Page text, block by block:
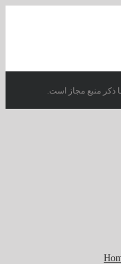
منبع مجاز است.